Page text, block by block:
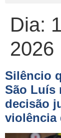
Dia:
2026
Silêncio
São Luís
decisão
violência